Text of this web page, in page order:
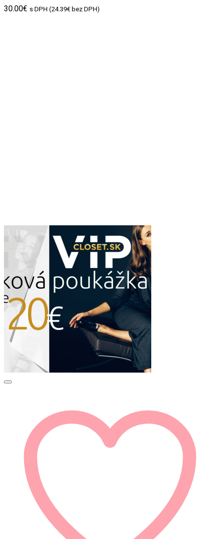
30.00€ s DPH (24.39€ bez DPH)